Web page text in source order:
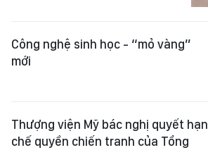
Công nghệ sinh học - “mỏ vàng”
mới
Thượng viện Mỹ bác nghị quyết hạn
chế quyền chiến tranh của Tổng